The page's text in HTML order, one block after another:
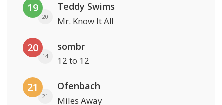
19
20
Teddy Swims
Mr. Know It All
20
14
sombr
12 to 12
21
21
Ofenbach
Miles Away